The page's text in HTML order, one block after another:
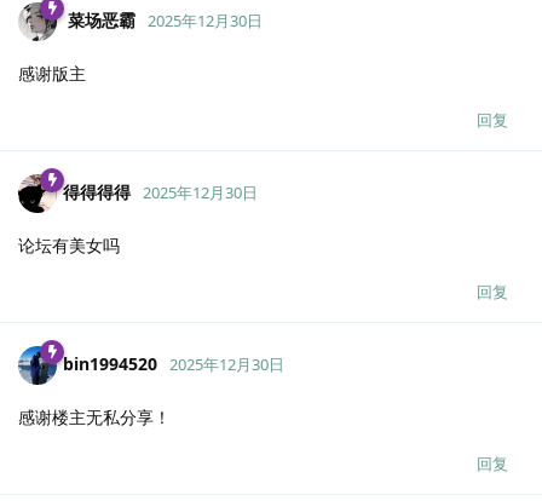
菜场恶霸 2025年12月30日
感谢版主
回复
得得得得 2025年12月30日
论坛有美女吗
回复
bin1994520 2025年12月30日
感谢楼主无私分享！
回复